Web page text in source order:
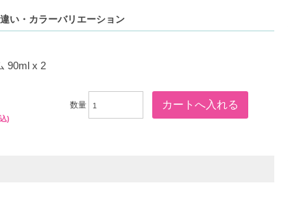
ど、さまざまな頭皮の悩みを解決します。
タイルに合わせた使い方が可能です。
い・カラーバリエーション
90ml x 2
)
数量